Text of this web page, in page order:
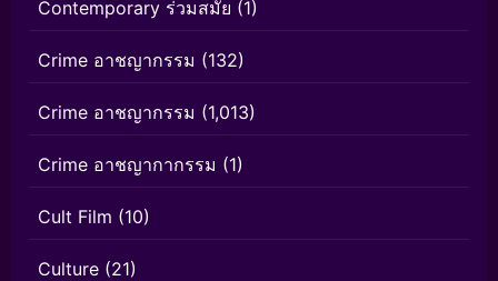
Contemporary ร่วมสมัย (1)
Crime อาชญากรรม (132)
Crime อาชญากรรม (1,013)
Crime อาชญากากรรม (1)
Cult Film (10)
Culture (21)